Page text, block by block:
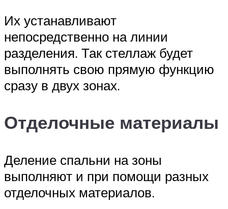
Их устанавливают
непосредственно на линии
разделения. Так стеллаж будет
выполнять свою прямую функцию
сразу в двух зонах.
Отделочные материалы
Деление спальни на зоны
выполняют и при помощи разных
отделочных материалов.